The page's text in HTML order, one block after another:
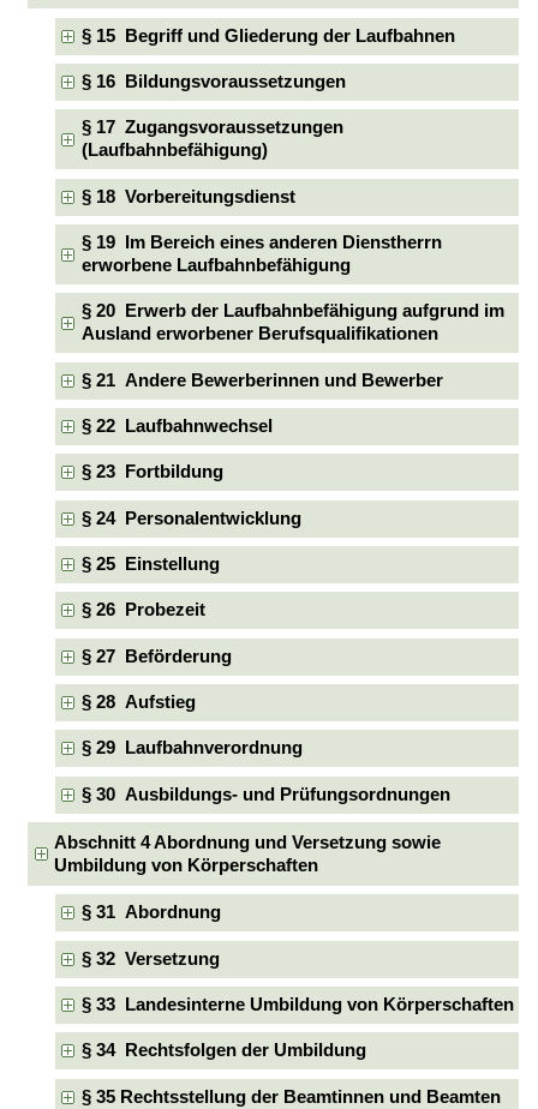
§ 15 Begriff und Gliederung der Laufbahnen
§ 16 Bildungsvoraussetzungen
§ 17 Zugangsvoraussetzungen
(Laufbahnbefähigung)
§ 18 Vorbereitungsdienst
§ 19 Im Bereich eines anderen Dienstherrn
erworbene Laufbahnbefähigung
§ 20 Erwerb der Laufbahnbefähigung aufgrund im
Ausland erworbener Berufsqualifikationen
§ 21 Andere Bewerberinnen und Bewerber
§ 22 Laufbahnwechsel
§ 23 Fortbildung
§ 24 Personalentwicklung
§ 25 Einstellung
§ 26 Probezeit
§ 27 Beförderung
§ 28 Aufstieg
§ 29 Laufbahnverordnung
§ 30 Ausbildungs- und Prüfungsordnungen
Abschnitt 4 Abordnung und Versetzung sowie
Umbildung von Körperschaften
§ 31 Abordnung
§ 32 Versetzung
§ 33 Landesinterne Umbildung von Körperschaften
§ 34 Rechtsfolgen der Umbildung
§ 35 Rechtsstellung der Beamtinnen und Beamten